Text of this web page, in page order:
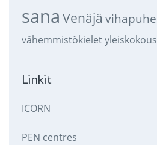
sana Venäjä vihapuhe
vähemmistökieletyleiskokous
Linkit
ICORN
PEN centres